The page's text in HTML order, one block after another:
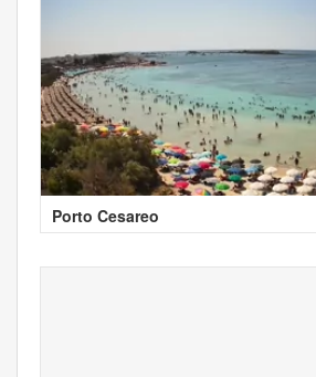
Porto Cesareo